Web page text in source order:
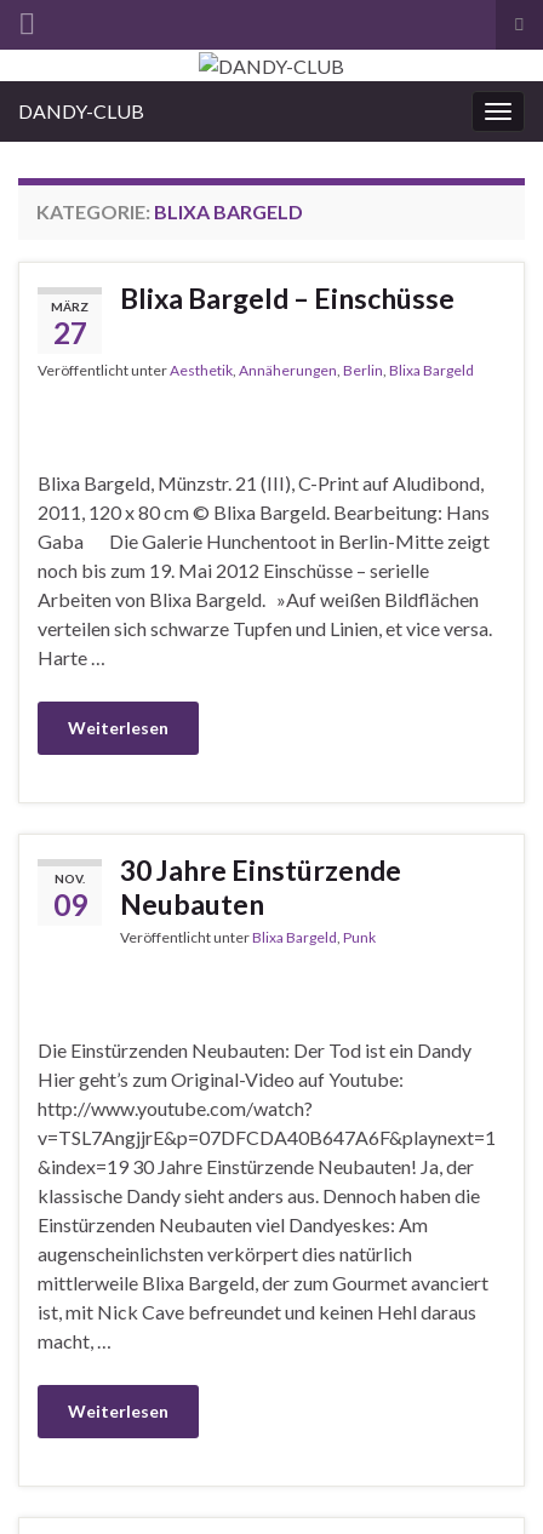
Search for:
DANDY-CLUB
KATEGORIE: BLIXA BARGELD
MÄRZ
27
Blixa Bargeld – Einschüsse
Veröffentlicht unterAesthetik Annäherungen Berlin Blixa Bargeld
Blixa Bargeld, Münzstr. 21 (III), C-Print auf Aludibond,
2011, 120 x 80 cm © Blixa Bargeld. Bearbeitung: Hans
Gaba Die Galerie Hunchentoot in Berlin-Mitte zeigt
noch bis zum 19. Mai 2012 Einschüsse – serielle
Arbeiten von Blixa Bargeld. »Auf weißen Bildflächen
verteilen sich schwarze Tupfen und Linien, et vice versa.
Harte …
Weiterlesen
NOV.
09
30 Jahre Einstürzende
Neubauten
Veröffentlicht unterBlixa Bargeld Punk
Die Einstürzenden Neubauten: Der Tod ist ein Dandy
Hier geht’s zum Original-Video auf Youtube:
http://www.youtube.com/watch?
v=TSL7AngjjrE&p=07DFCDA40B647A6F&playnext=1
&index=19 30 Jahre Einstürzende Neubauten! Ja, der
klassische Dandy sieht anders aus. Dennoch haben die
Einstürzenden Neubauten viel Dandyeskes: Am
augenscheinlichsten verkörpert dies natürlich
mittlerweile Blixa Bargeld, der zum Gourmet avanciert
ist, mit Nick Cave befreundet und keinen Hehl daraus
macht, …
Weiterlesen